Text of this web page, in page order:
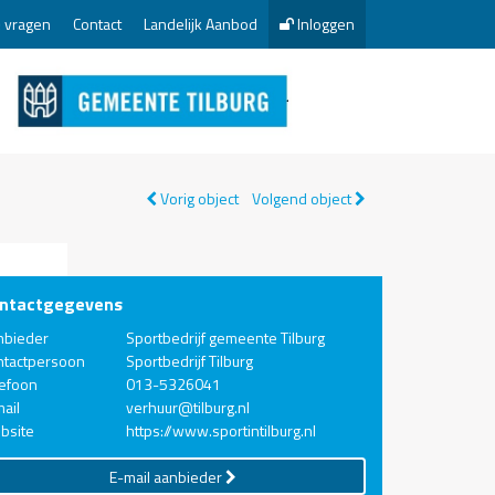
Contact Landelijk Aanbod Inloggen
Vorig object Volgend object
Sportbedrijf gemeente Tilburg
Sportbedrijf Tilburg
013-5326041
verhuur@tilburg.nl
https://www.sportintilburg.nl
E-mail aanbieder